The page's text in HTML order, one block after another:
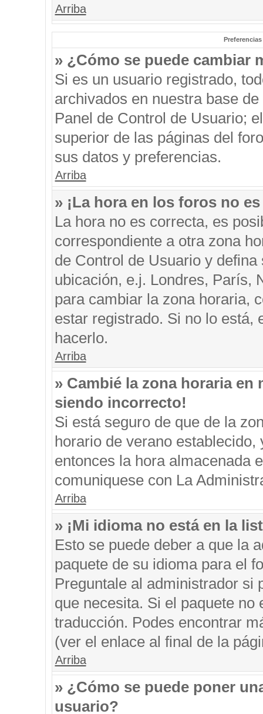
Arriba
» ¿Cómo se puede cambiar
Si es un usuario registrado,
archivados en nuestra base
Panel de Control de Usuario;
superior de las páginas del
sus datos y preferencias.
Arriba
» ¡La hora en los foros no
La hora no es correcta, es
correspondiente a otra zona
de Control de Usuario y
ubicación, e.j. Londres, París,
para cambiar la zona horaria,
estar registrado. Si no lo está,
hacerlo.
Arriba
» Cambié la zona horaria
siendo incorrecto!
Si está seguro de que de la
horario de verano
entonces la hora almacenada
comuniquese con La
Arriba
» ¡Mi idioma no está en la
Esto se puede deber a que la
paquete de su idioma para el
Preguntale al administrador si
que necesita. Si el paquete
traducción. Podes encontrar
(ver el enlace al final de la
Arriba
» ¿Cómo se puede poner
usuario?